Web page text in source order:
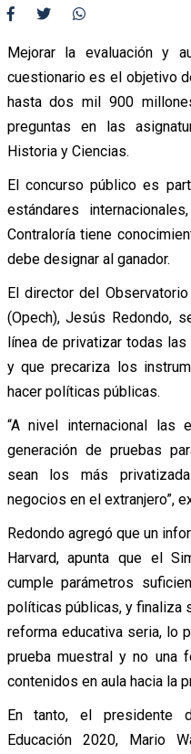
Mejorar la evaluación y
cuestionario es el objetivo
hasta dos mil 900
preguntas en las
Historia y Ciencias.
El concurso público es
estándares
Contraloría tiene
debe designar al ganador.
El director del
(Opech), Jesús Redondo,
línea de privatizar todas
y que precariza los
hacer políticas públicas.
“A nivel internacional las
generación de pruebas
sean los más
negocios en el extranjero”,
Redondo agregó que un
Harvard, apunta que el
cumple parámetros
políticas públicas, y finaliza
reforma educativa seria, lo
prueba muestral y no una
contenidos en aula hacia la
En tanto, el presidente
Educación 2020, Mario